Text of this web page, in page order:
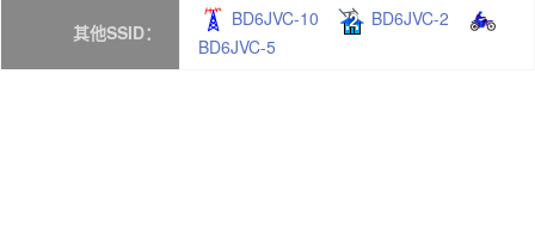
其他SSID：
BD6JVC-10
BD6JVC-2
BD6JVC-5